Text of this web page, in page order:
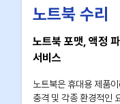
노트북 수리
노트북 포맷, 액정
서비스
노트북은 휴대용 제품
충격 및 각종 환경적인